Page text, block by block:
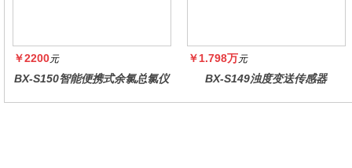
￥2200元
BX-S150智能便携式余氯总氯仪
￥1.798万元
BX-S149浊度变送传感器